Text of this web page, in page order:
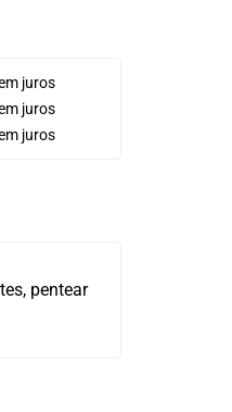
juros
juros
juros
pentear